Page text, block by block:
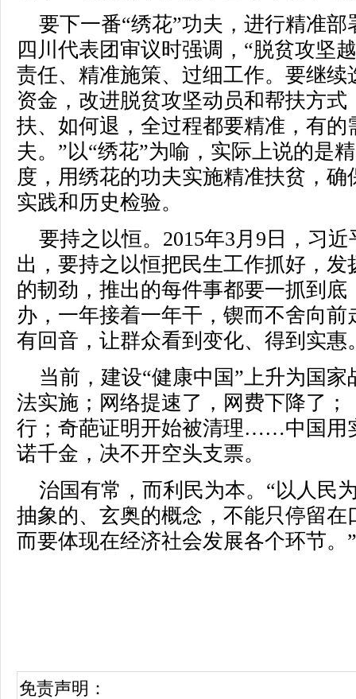
要下一番“绣花”功夫，进行精准
四川代表团审议时强调，“脱贫攻坚
责任、精准施策、过细工作。要继
资金，改进脱贫攻坚动员和帮扶方
扶、如何退，全过程都要精准，有的
夫。”以“绣花”为喻，实际上说的是
度，用绣花的功夫实施精准扶贫，
实践和历史检验。
要持之以恒。2015年3月9日，习
出，要持之以恒把民生工作抓好，
的韧劲，推出的每件事都要一抓到
办，一年接着一年干，锲而不舍向
有回音，让群众看到变化、得到实惠
当前，建设“健康中国”上升为国
法实施；网络提速了，网费下降了
行；奇葩证明开始被清理……中国用
诺千金，决不开空头支票。
治国有常，而利民为本。“以人民
抽象的、玄奥的概念，不能只停留
而要体现在经济社会发展各个环节。
免责声明：